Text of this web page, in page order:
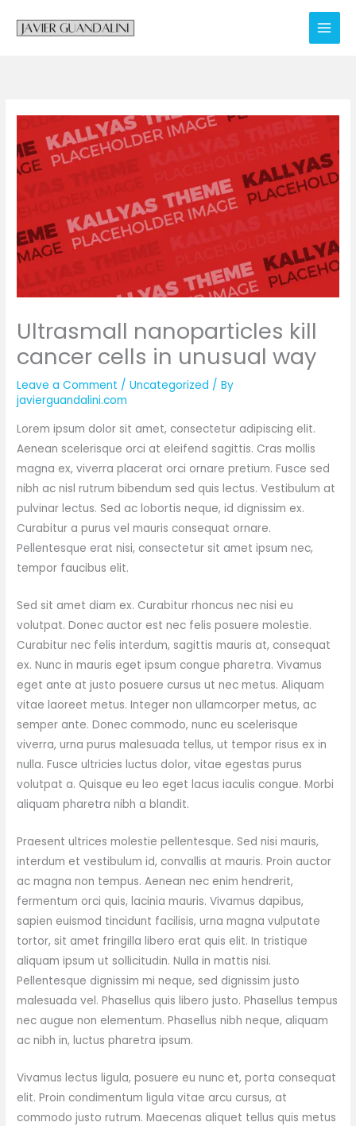
Ultrasmall nanoparticles kill
cancer cells in unusual way
Leave a Comment /Uncategorized / By
javierguandalini.com
Lorem ipsum dolor sit amet, consectetur adipiscing elit.
Aenean scelerisque orci at eleifend sagittis. Cras mollis
magna ex, viverra placerat orci ornare pretium. Fusce sed
nibh ac nisl rutrum bibendum sed quis lectus. Vestibulum at
pulvinar lectus. Sed ac lobortis neque, id dignissim ex.
Curabitur a purus vel mauris consequat ornare.
Pellentesque erat nisi, consectetur sit amet ipsum nec,
tempor faucibus elit.
Sed sit amet diam ex. Curabitur rhoncus nec nisi eu
volutpat. Donec auctor est nec felis posuere molestie.
Curabitur nec felis interdum, sagittis mauris at, consequat
ex. Nunc in mauris eget ipsum congue pharetra. Vivamus
eget ante at justo posuere cursus ut nec metus. Aliquam
vitae laoreet metus. Integer non ullamcorper metus, ac
semper ante. Donec commodo, nunc eu scelerisque
viverra, urna purus malesuada tellus, ut tempor risus ex in
nulla. Fusce ultricies luctus dolor, vitae egestas purus
volutpat a. Quisque eu leo eget lacus iaculis congue. Morbi
aliquam pharetra nibh a blandit.
Praesent ultrices molestie pellentesque. Sed nisi mauris,
interdum et vestibulum id, convallis at mauris. Proin auctor
ac magna non tempus. Aenean nec enim hendrerit,
fermentum orci quis, lacinia mauris. Vivamus dapibus,
sapien euismod tincidunt facilisis, urna magna vulputate
tortor, sit amet fringilla libero erat quis elit. In tristique
aliquam ipsum ut sollicitudin. Nulla in mattis nisi.
Pellentesque dignissim mi neque, sed dignissim justo
malesuada vel. Phasellus quis libero justo. Phasellus tempus
nec augue non elementum. Phasellus nibh neque, aliquam
ac nibh in, luctus pharetra ipsum.
Vivamus lectus ligula, posuere eu nunc et, porta consequat
elit. Proin condimentum ligula vitae arcu cursus, at
commodo justo rutrum. Maecenas aliquet tellus quis metus